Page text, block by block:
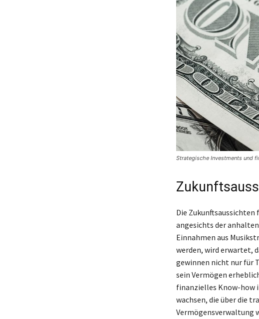
Strategische Investments und
Die Zukunftsaussichten
angesichts der
Einnahmen aus
werden, wird erwartet,
gewinnen nicht nur für
sein Vermögen
finanzielles Know-how
wachsen, die über die
Vermögensverwaltung